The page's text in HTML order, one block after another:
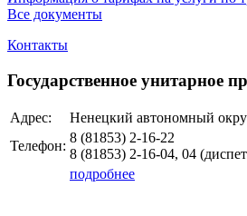
Все документы
Контакты
Государственное унитарное
Адрес:
Ненецкий автономный
Телефон:
8 (81853) 2-16-22
8 (81853) 2-16-04, 04
подробнее